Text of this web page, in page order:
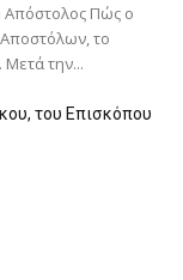
Απόστολος Πώς ο
το
την...
του Επισκόπου